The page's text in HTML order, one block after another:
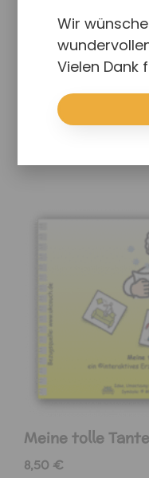
In den Warenkorb
Meine tolle
8,50 €
Wir
Vielen Dank